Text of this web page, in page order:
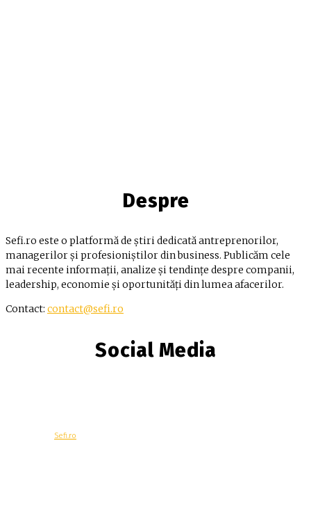
Despre
Sefi.ro este o platformă de știri dedicată antreprenorilor,
managerilor și profesioniștilor din business. Publicăm cele
mai recente informații, analize și tendințe despre companii,
leadership, economie și oportunități din lumea afacerilor.
Contact: contact@sefi.ro
Social Media
Sefi.ro